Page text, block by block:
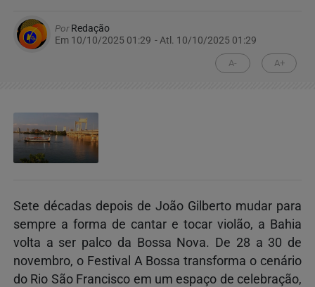
PorRedação
Em 10/10/2025 01:29 - Atl. 10/10/2025 01:29
A- A+
Sete décadas depois de João Gilberto mudar para
sempre a forma de cantar e tocar violão, a Bahia
volta a ser palco da Bossa Nova. De 28 a 30 de
novembro, o Festival A Bossa transforma o cenário
do Rio São Francisco em um espaço de celebração,